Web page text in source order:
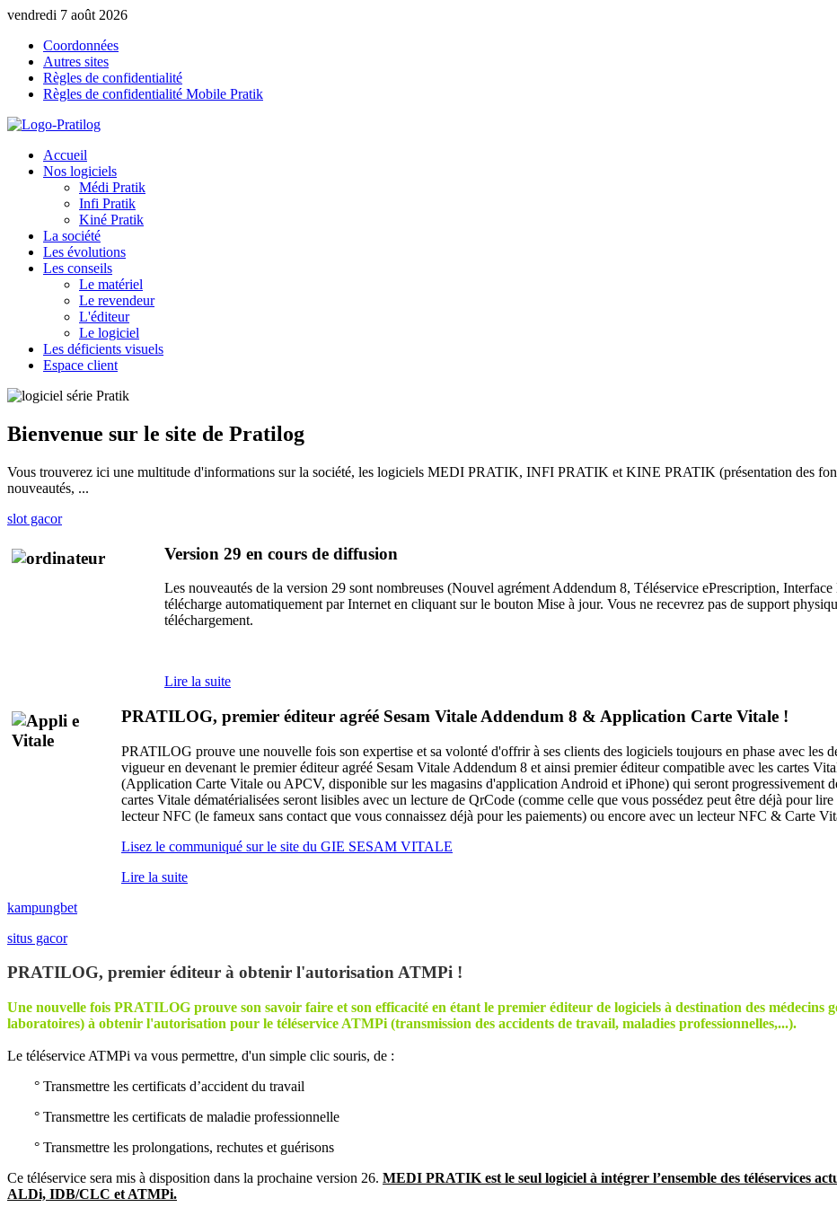
vendredi 7 août 2026
Coordonnées
Autres sites
Règles de confidentialité
Règles de confidentialité Mobile Pratik
Accueil
Nos logiciels
Médi Pratik
Infi Pratik
Kiné Pratik
La société
Les évolutions
Les conseils
Le matériel
Le revendeur
L'éditeur
Le logiciel
Les déficients visuels
Espace client
Bienvenue sur le site de Pratilog
Vous trouverez ici une multitude d'informations sur la société, les logiciels MEDI PRATIK, INFI PRATIK et KINE PRATIK (présentation des
nouveautés, ...
slot gacor
Version 29 en cours de diffusion
Les nouveautés de la version 29 sont nombreuses (Nouvel agrément Addendum 8, Téléservice ePrescription,
télécharge automatiquement par Internet en cliquant sur le bouton Mise à jour. Vous ne recevrez pas de support
téléchargement.
Lire la suite
PRATILOG, premier éditeur agréé Sesam Vitale Addendum 8 & Application Carte Vitale !
PRATILOG prouve une nouvelle fois son expertise et sa volonté d'offrir à ses clients des logiciels toujours en phase avec les
vigueur en devenant le premier éditeur agréé Sesam Vitale Addendum 8 et ainsi premier éditeur compatible avec les cartes
(Application Carte Vitale ou APCV, disponible sur les magasins d'application Android et iPhone) qui seront progressivement
cartes Vitale dématérialisées seront lisibles avec un lecture de QrCode (comme celle que vous possédez peut être déjà pour
lecteur NFC (le fameux sans contact que vous connaissez déjà pour les paiements) ou encore avec un lecteur NFC & Carte
Lisez le communiqué sur le site du GIE SESAM VITALE
Lire la suite
kampungbet
situs gacor
PRATILOG, premier éditeur à obtenir l'autorisation ATMPi !
Une nouvelle fois PRATILOG prouve son savoir faire et son efficacité en étant le premier éditeur de logiciels à destination des médecins
laboratoires) à obtenir l'autorisation pour le téléservice ATMPi (transmission des accidents de travail, maladies professionnelles,...).
Le téléservice ATMPi va vous permettre, d'un simple clic souris, de :
° Transmettre les certificats d’accident du travail
° Transmettre les certificats de maladie professionnelle
° Transmettre les prolongations, rechutes et guérisons
Ce téléservice sera mis à disposition dans la prochaine version 26. MEDI PRATIK est le seul logiciel à intégrer l’ensemble des téléservices
ALDi, IDB/CLC et ATMPi.